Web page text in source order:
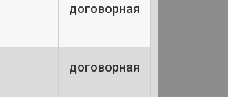
договорная
договорная